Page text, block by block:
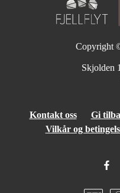
Copyright
Skjolden 1
Kontakt oss Gi
Vilkår og